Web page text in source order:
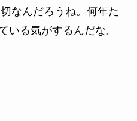
なんだろうね。何年た
いる気がするんだな。